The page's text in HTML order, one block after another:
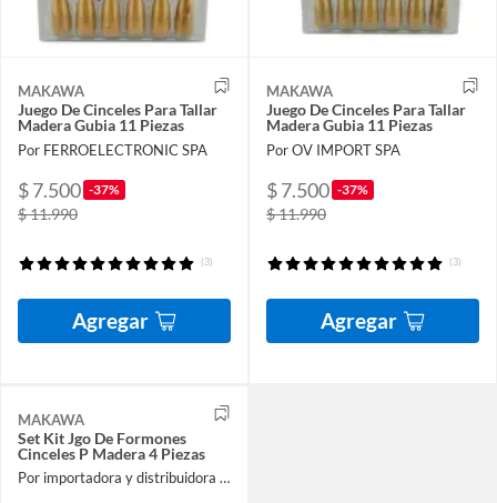
MAKAWA
Juego De Cinceles Para Tallar
Madera Gubia 11 Piezas
Por FERROELECTRONIC SPA
$ 7.500 -37%
$ 11.990
(3)
Agregar
MAKAWA
Juego De Cinceles Para Tallar
Madera Gubia 11 Piezas
Por OV IMPORT SPA
$ 7.500 -37%
$ 11.990
(3)
Agregar
MAKAWA
Set Kit Jgo De Formones
Cinceles P Madera 4 Piezas
Por importadora y distribuidora ferroelectronic spa